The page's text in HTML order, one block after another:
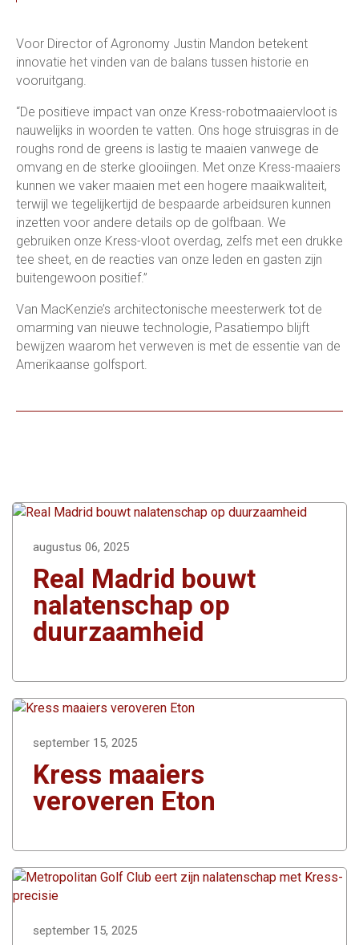
Voor Director of Agronomy Justin Mandon betekent
innovatie het vinden van de balans tussen historie en
vooruitgang.
“De positieve impact van onze Kress-robotmaaiervloot is
nauwelijks in woorden te vatten. Ons hoge struisgras in de
roughs rond de greens is lastig te maaien vanwege de
omvang en de sterke glooiingen. Met onze Kress-maaiers
kunnen we vaker maaien met een hogere maaikwaliteit,
terwijl we tegelijkertijd de bespaarde arbeidsuren kunnen
inzetten voor andere details op de golfbaan. We
gebruiken onze Kress-vloot overdag, zelfs met een drukke
tee sheet, en de reacties van onze leden en gasten zijn
buitengewoon positief.”
Van MacKenzie’s architectonische meesterwerk tot de
omarming van nieuwe technologie, Pasatiempo blijft
bewijzen waarom het verweven is met de essentie van de
Amerikaanse golfsport.
augustus 06, 2025
Real Madrid bouwt
nalatenschap op
duurzaamheid
september 15, 2025
Kress maaiers
veroveren Eton
september 15, 2025